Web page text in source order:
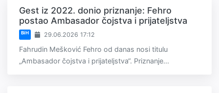
Gest iz 2022. donio priznanje: Fehro
postao Ambasador čojstva i prijateljstva
BiH 29.06.2026 17:12
Fahrudin Mešković Fehro od danas nosi titulu
„Ambasador čojstva i prijateljstva“. Priznanje...